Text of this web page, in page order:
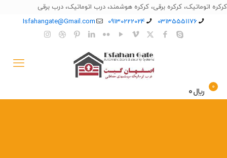
کرکره اتوماتیک، کرکره برقی، کرکره هوشمند، درب اتوماتیک، درب برقی
03135551176
09130222024
Isfahangate@Gmail.com
0 ﷼0